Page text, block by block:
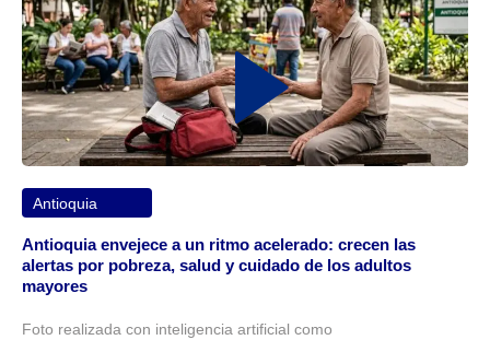
Antioquia
Antioquia envejece a un ritmo acelerado: crecen las
alertas por pobreza, salud y cuidado de los adultos
mayores
Foto realizada con inteligencia artificial como